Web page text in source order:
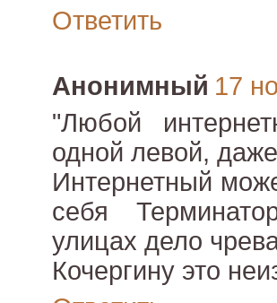
Ответить
Анонимный 17
"Любой
одной левой,
Интернетный
себя
улицах дело
Кочергину это